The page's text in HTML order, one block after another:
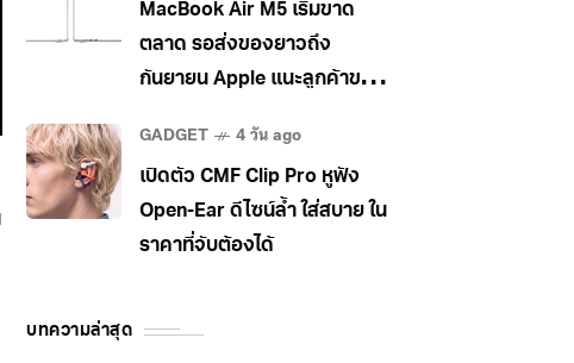
MacBook Air M5 เริ่มขาด
ตลาด รอส่งของยาวถึง
กันยายน Apple แนะลูกค้าขยับ
GADGET 4 วัน ago
เปิดตัว CMF Clip Pro หูฟัง
Open-Ear ดีไซน์ล้ำ ใส่สบาย ใน
ราคาที่จับต้องได้
บทความล่าสุด